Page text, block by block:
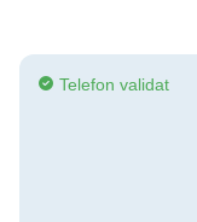
Telefon validat